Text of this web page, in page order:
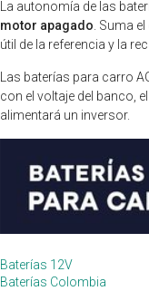
La autonomía de las
motor apagado . Suma
útil de la referencia y la
Las baterías para carro
con el voltaje del banco,
alimentará un inversor.
Baterías 12V
Baterías Colombia